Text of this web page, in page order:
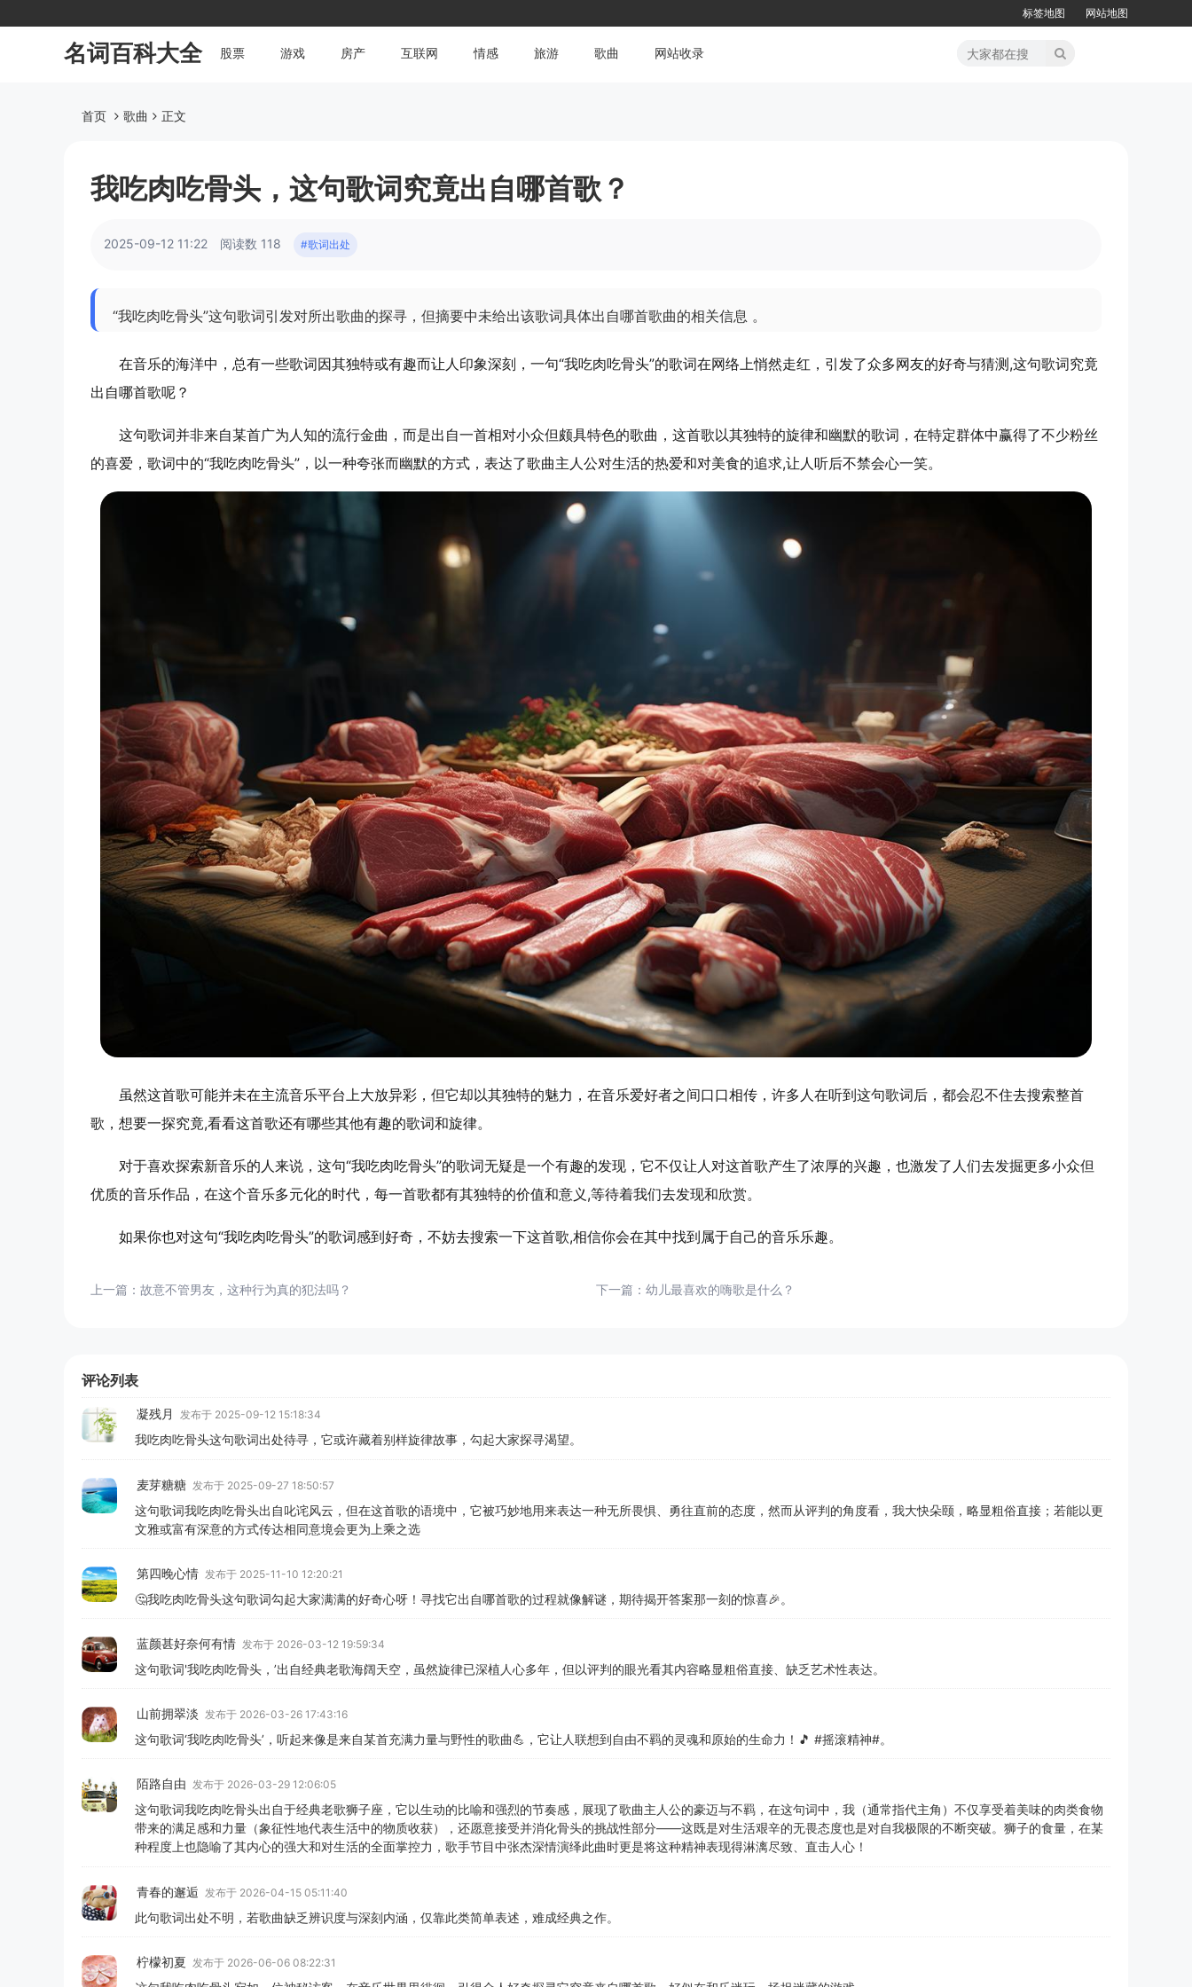
标签地图 网站地图
名词百科大全 股票 游戏 房产 互联网 情感 旅游 歌曲 网站收录
首页 歌曲 正文
我吃肉吃骨头，这句歌词究竟出自哪首歌？
2025-09-12 11:22 阅读数 118 #歌词出处
“我吃肉吃骨头”这句歌词引发对所出歌曲的探寻，但摘要中未给出该歌词具体出自哪首歌曲的相关信息 。
在音乐的海洋中，总有一些歌词因其独特或有趣而让人印象深刻，一句“我吃肉吃骨头”的歌词在网络上悄然走红，引发了众多网友的好奇与猜测,这句歌词究竟
出自哪首歌呢？
这句歌词并非来自某首广为人知的流行金曲，而是出自一首相对小众但颇具特色的歌曲，这首歌以其独特的旋律和幽默的歌词，在特定群体中赢得了不少粉丝
的喜爱，歌词中的“我吃肉吃骨头”，以一种夸张而幽默的方式，表达了歌曲主人公对生活的热爱和对美食的追求,让人听后不禁会心一笑。
虽然这首歌可能并未在主流音乐平台上大放异彩，但它却以其独特的魅力，在音乐爱好者之间口口相传，许多人在听到这句歌词后，都会忍不住去搜索整首
歌，想要一探究竟,看看这首歌还有哪些其他有趣的歌词和旋律。
对于喜欢探索新音乐的人来说，这句“我吃肉吃骨头”的歌词无疑是一个有趣的发现，它不仅让人对这首歌产生了浓厚的兴趣，也激发了人们去发掘更多小众但
优质的音乐作品，在这个音乐多元化的时代，每一首歌都有其独特的价值和意义,等待着我们去发现和欣赏。
如果你也对这句“我吃肉吃骨头”的歌词感到好奇，不妨去搜索一下这首歌,相信你会在其中找到属于自己的音乐乐趣。
上一篇： 故意不管男友，这种行为真的犯法吗？ 下一篇： 幼儿最喜欢的嗨歌是什么？
评论列表
凝残月 发布于 2025-09-12 15:18:34
我吃肉吃骨头这句歌词出处待寻，它或许藏着别样旋律故事，勾起大家探寻渴望。
麦芽糖糖 发布于 2025-09-27 18:50:57
这句歌词我吃肉吃骨头出自叱诧风云，但在这首歌的语境中，它被巧妙地用来表达一种无所畏惧、勇往直前的态度，然而从评判的角度看，我大快朵颐，略显粗俗直接；若能以更
文雅或富有深意的方式传达相同意境会更为上乘之选
第四晚心情 发布于 2025-11-10 12:20:21
🤔我吃肉吃骨头这句歌词勾起大家满满的好奇心呀！寻找它出自哪首歌的过程就像解谜，期待揭开答案那一刻的惊喜🎉。
蓝颜甚好奈何有情 发布于 2026-03-12 19:59:34
这句歌词'我吃肉吃骨头，’出自经典老歌海阔天空，虽然旋律已深植人心多年，但以评判的眼光看其内容略显粗俗直接、缺乏艺术性表达。
山前拥翠淡 发布于 2026-03-26 17:43:16
这句歌词‘我吃肉吃骨头’，听起来像是来自某首充满力量与野性的歌曲💪，它让人联想到自由不羁的灵魂和原始的生命力！🎵 #摇滚精神#。
陌路自由 发布于 2026-03-29 12:06:05
这句歌词我吃肉吃骨头出自于经典老歌狮子座，它以生动的比喻和强烈的节奏感，展现了歌曲主人公的豪迈与不羁，在这句词中，我（通常指代主角）不仅享受着美味的肉类食物
带来的满足感和力量（象征性地代表生活中的物质收获），还愿意接受并消化骨头的挑战性部分——这既是对生活艰辛的无畏态度也是对自我极限的不断突破。狮子的食量，在某
种程度上也隐喻了其内心的强大和对生活的全面掌控力，歌手节目中张杰深情演绎此曲时更是将这种精神表现得淋漓尽致、直击人心！
青春的邂逅 发布于 2026-04-15 05:11:40
此句歌词出处不明，若歌曲缺乏辨识度与深刻内涵，仅靠此类简单表述，难成经典之作。
柠檬初夏 发布于 2026-06-06 08:22:31